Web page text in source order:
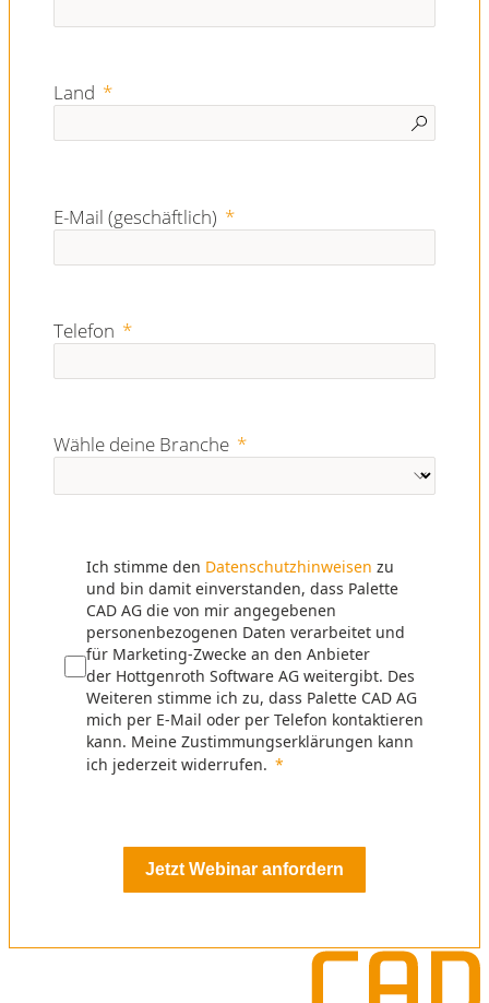
Land
E-Mail (geschäftlich)
Telefon
Wähle deine Branche
Ich stimme den Datenschutzhinweisen zu
und bin damit einverstanden, dass Palette
CAD AG die von mir angegebenen
personenbezogenen Daten verarbeitet und
für Marketing-Zwecke an den Anbieter
der Hottgenroth Software AG weitergibt. Des
Weiteren stimme ich zu, dass Palette CAD AG
mich per E-Mail oder per Telefon kontaktieren
kann. Meine Zustimmungserklärungen kann
ich jederzeit widerrufen.
Jetzt Webinar anfordern